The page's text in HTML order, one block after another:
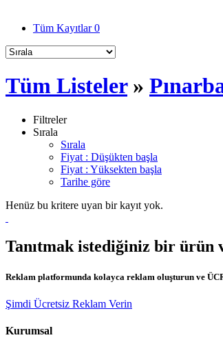
Tüm Kayıtlar0
Tüm Listeler»
Filtreler
Sırala
Sırala
Fiyat : Düşükten başla
Fiyat : Yüksekten başla
Tarihe göre
Henüz bu kritere uyan bir kayıt yok.
Tanıtmak istediğiniz bir ürün
Reklam platformunda kolayca reklam oluşturun ve
Şimdi Ücretsiz Reklam Verin
Kurumsal